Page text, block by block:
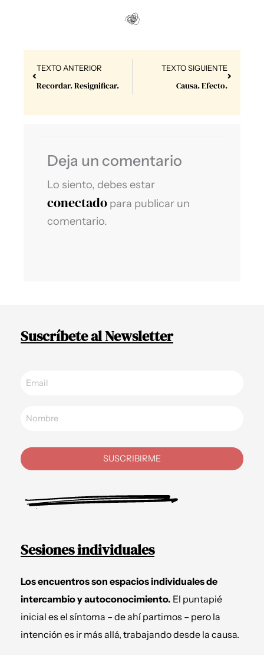
Prev
TEXTO ANTERIOR
Recordar. Resignificar.
TEXTO SIGUIENTE
Causa. Efecto.
Next
Deja un comentario
Lo siento, debes estar
conectado para publicar un
comentario.
Suscríbete al Newsletter
SUSCRIBIRME
Sesiones individuales
Los encuentros son espacios individuales de
intercambio y autoconocimiento. El puntapié
inicial es el síntoma – de ahí partimos – pero la
intención es ir más allá, trabajando desde la causa.